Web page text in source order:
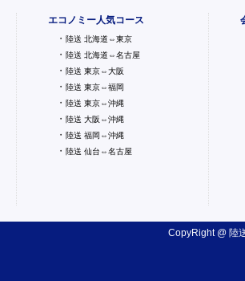
エコノミー人気コース
・ 陸送 北海道⇔東京
・ 陸送 北海道⇔名古屋
・ 陸送 東京⇔大阪
・ 陸送 東京⇔福岡
・ 陸送 東京⇔沖縄
・ 陸送 大阪⇔沖縄
・ 陸送 福岡⇔沖縄
・ 陸送 仙台⇔名古屋
CopyRight @ 陸